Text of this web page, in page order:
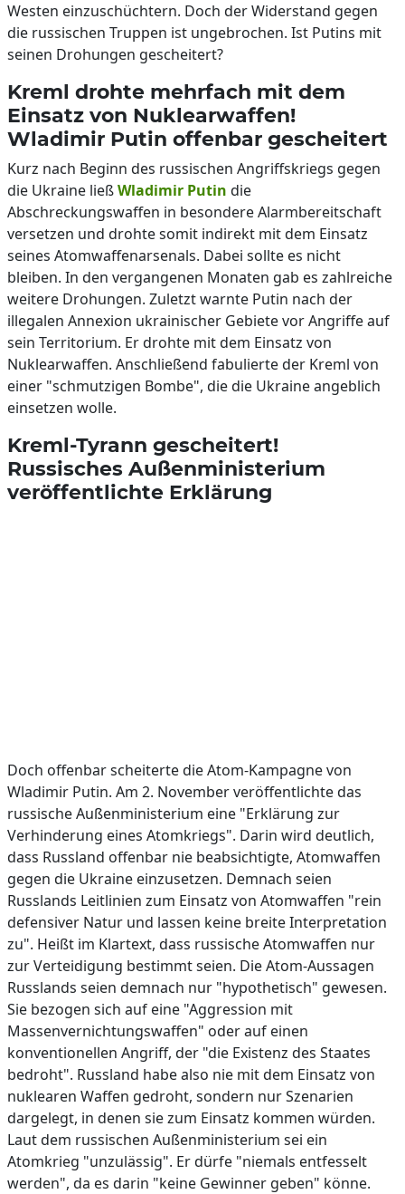
Westen einzuschüchtern. Doch der Widerstand gegen
die russischen Truppen ist ungebrochen. Ist Putins mit
seinen Drohungen gescheitert?
Kreml drohte mehrfach mit dem
Einsatz von Nuklearwaffen!
Wladimir Putin offenbar gescheitert
Kurz nach Beginn des russischen Angriffskriegs gegen
die Ukraine ließWladimir Putin die
Abschreckungswaffen in besondere Alarmbereitschaft
versetzen und drohte somit indirekt mit dem Einsatz
seines Atomwaffenarsenals. Dabei sollte es nicht
bleiben. In den vergangenen Monaten gab es zahlreiche
weitere Drohungen. Zuletzt warnte Putin nach der
illegalen Annexion ukrainischer Gebiete vor Angriffe auf
sein Territorium. Er drohte mit dem Einsatz von
Nuklearwaffen. Anschließend fabulierte der Kreml von
einer "schmutzigen Bombe", die die Ukraine angeblich
einsetzen wolle.
Kreml-Tyrann gescheitert!
Russisches Außenministerium
veröffentlichte Erklärung
Doch offenbar scheiterte die Atom-Kampagne von
Wladimir Putin. Am 2. November veröffentlichte das
russische Außenministerium eine "Erklärung zur
Verhinderung eines Atomkriegs". Darin wird deutlich,
dass Russland offenbar nie beabsichtigte, Atomwaffen
gegen die Ukraine einzusetzen. Demnach seien
Russlands Leitlinien zum Einsatz von Atomwaffen "rein
defensiver Natur und lassen keine breite Interpretation
zu". Heißt im Klartext, dass russische Atomwaffen nur
zur Verteidigung bestimmt seien. Die Atom-Aussagen
Russlands seien demnach nur "hypothetisch" gewesen.
Sie bezogen sich auf eine "Aggression mit
Massenvernichtungswaffen" oder auf einen
konventionellen Angriff, der "die Existenz des Staates
bedroht". Russland habe also nie mit dem Einsatz von
nuklearen Waffen gedroht, sondern nur Szenarien
dargelegt, in denen sie zum Einsatz kommen würden.
Laut dem russischen Außenministerium sei ein
Atomkrieg "unzulässig". Er dürfe "niemals entfesselt
werden", da es darin "keine Gewinner geben" könne.